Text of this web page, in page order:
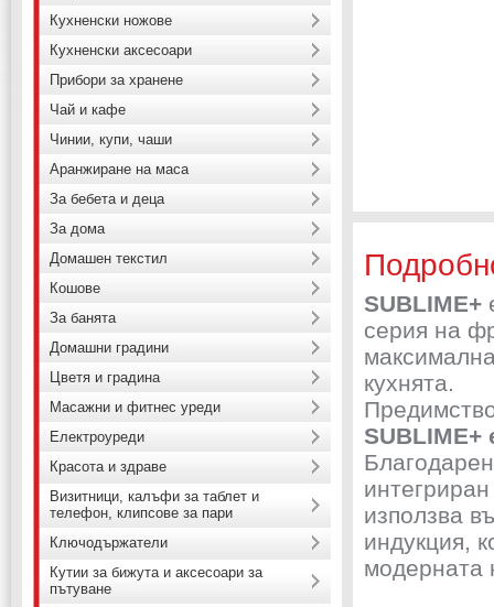
SUBLIME+
серия на
кухнята.
SUBLIME+
използва
индукция,
модерната
Кухненски ножове
Кухненски аксесоари
Прибори за хранене
Чай и кафе
Чинии, купи, чаши
Аранжиране на маса
За бебета и деца
За дома
Домашен текстил
Кошове
За банята
Домашни градини
Цветя и градина
Масажни и фитнес уреди
Електроуреди
Красота и здраве
Визитници, калъфи за таблет и
телефон, клипсове за пари
Ключодържатели
Кутии за бижута и аксесоари за
пътуване